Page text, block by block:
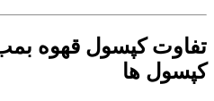
تفاوت کپسول قهوه بمب
کپسول ها